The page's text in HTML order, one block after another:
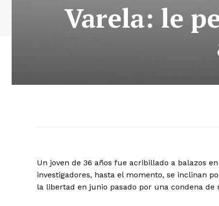
Varela: le
Un joven de 36 años fue acribillado a balazos
investigadores, hasta el momento, se inclinan
la libertad en junio pasado por una condena de